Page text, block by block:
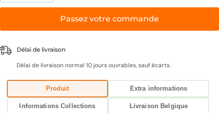
for
pin
pointus
non
6
for
Poteaux
pin
non
-
6
cm
Passez votre commande
Délai de livraison
Délai de livraison normal 10 jours ouvrables, sauf écarts.
Produit Extra informations
Informations Collections Livraison Belgique